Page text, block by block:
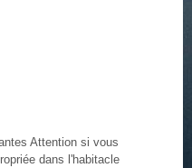
Attention si vous
dans l'habitacle